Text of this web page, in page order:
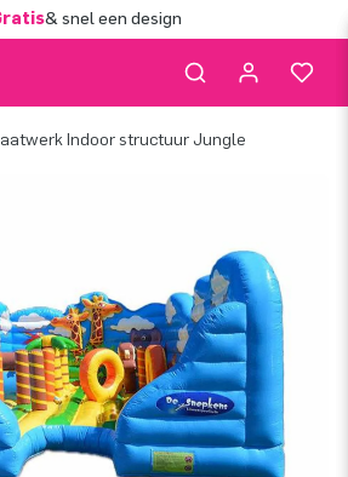
& snel een design
Indoor structuur Jungle